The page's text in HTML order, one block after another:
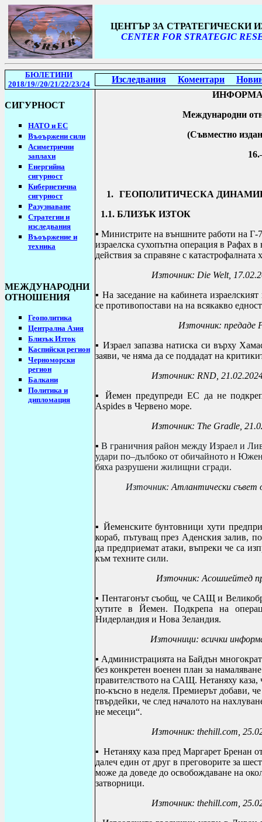
ЦЕНТЪР ЗА СТРАТЕГИЧЕСКИ
CENTER FOR STRATEGIC
БЮЛЕТИНИ
2018/19//20/21/22/23/24 Изследвания Коментари
СИГУРНОСТ
НАТО и ЕС
Въоържени сили
Асиметрични
заплахи
Енергийна
сигурност
Кибернетична
сигурност
Разузнаване
Стратегии и
изследвания
Въоържение и
техника
МЕЖДУНАРОДНИ
ОТНОШЕНИЯ
Геополитика
Централна Азия
Близък Изток
Каспийски регион
Черноморски
регион
Балкани
Политика и
дипломация
Международни
(Съвместно
1. ГЕОПОЛИТИЧЕСКА
1.1. БЛИЗЪК ИЗТОК
▪ Министрите на външните работи на Г-
израелска сухопътна операция в Рафах
действия за справяне с катастрофалната
Източник: Die Welt,
▪ На заседание на кабинета и
се противопостави на на всякакво
Източник: предаде
▪ Израел запазва натиска си върху
заяви, че няма да се поддадат на
Източник: RND,
▪
Йемен предупреди ЕС да не
Aspides в Червено море.
Източник: The Gradle,
▪ В граничния район между Израел и
удари по–дълбоко от обичайното н
бяха разрушени жилищни сгради.
Източник: Атлантически съвет
▪ Йеменските бунтовници хути
кораб, пътуващ през Аденския залив,
да предприемат атаки, въпреки че са
към техните сили.
Източник: Асошиейтед
▪ Пентагонът съобщ, че САЩ и
хутите в Йемен. Подкрепа на
Нидерландия и Нова Зеландия.
Източници: всички
▪ Администрацията на Байдън
без конкретен военен план за
правителството на САЩ. Нетаняху каза,
по-късно в неделя. Премиерът добави,
твърдейки, че след началото на
не месеци“.
Източник: thehill.com,
▪ Нетаняху каза пред Маргарет Бренан
далеч един от друг в преговорите за
може да доведе до освобождаване на
затворници.
Източник: thehill.com,